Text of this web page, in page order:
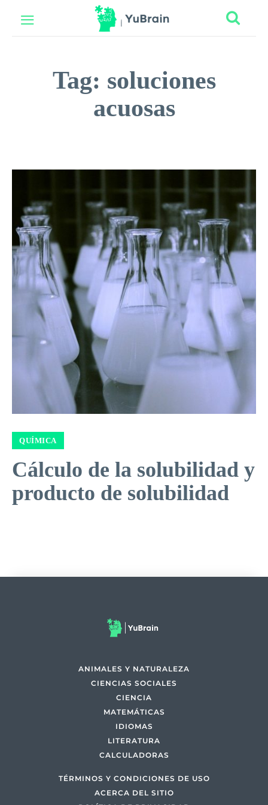
Tag: soluciones
acuosas
QUÍMICA
Cálculo de la solubilidad y
producto de solubilidad
ANIMALES Y NATURALEZA
CIENCIAS SOCIALES
CIENCIA
MATEMÁTICAS
IDIOMAS
LITERATURA
CALCULADORAS
TÉRMINOS Y CONDICIONES DE USO
ACERCA DEL SITIO